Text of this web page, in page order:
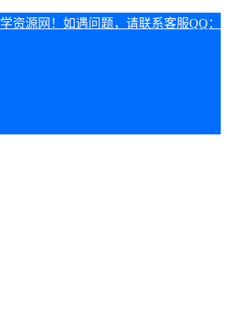
资源网！如遇问题，请联系客服QQ：